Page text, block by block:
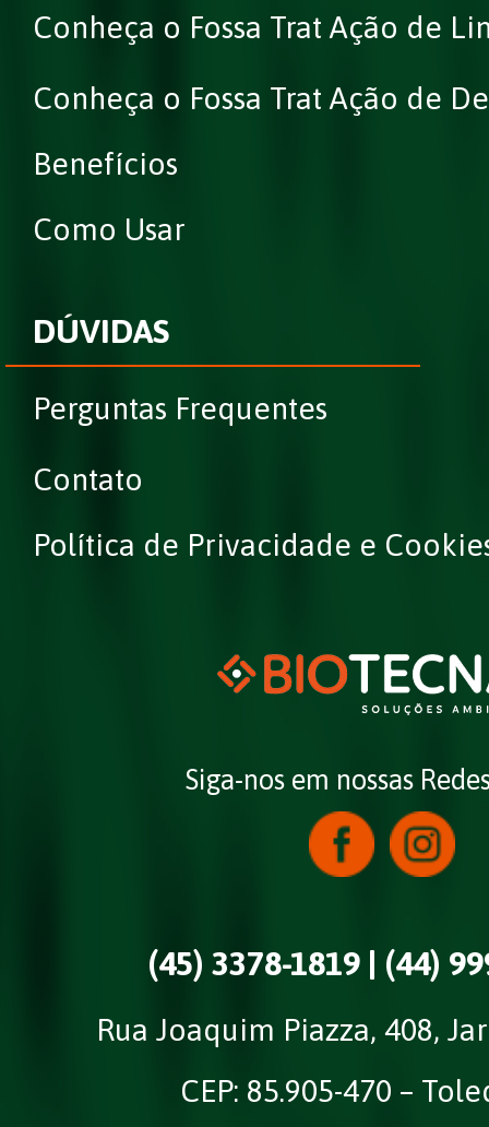
Conheça o Fossa Trat Ação de
Conheça o Fossa Trat Ação de
Benefícios
Como Usar
DÚVIDAS
Perguntas Frequentes
Contato
Política de Privacidade e
Siga-nos em nossas
(45) 3378-1819 | (44)
Rua Joaquim Piazza, 408,
CEP: 85.905-470 –